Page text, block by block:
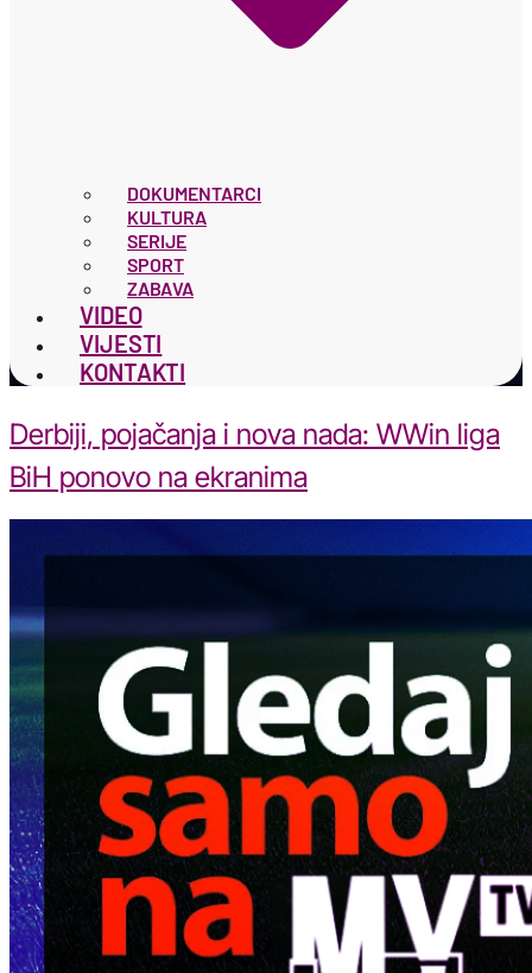
DOKUMENTARCI
KULTURA
SERIJE
SPORT
ZABAVA
VIDEO
VIJESTI
KONTAKTI
Derbiji, pojačanja i nova nada: WWin liga
BiH ponovo na ekranima